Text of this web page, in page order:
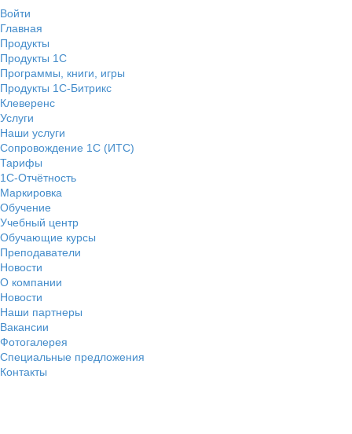
Войти
Главная
Продукты
Продукты 1С
Программы, книги, игры
Продукты 1С-Битрикс
Клеверенс
Услуги
Наши услуги
Сопровождение 1С (ИТС)
Тарифы
1С-Отчётность
Маркировка
Обучение
Учебный центр
Обучающие курсы
Преподаватели
Новости
О компании
Новости
Наши партнеры
Вакансии
Фотогалерея
Специальные предложения
Контакты